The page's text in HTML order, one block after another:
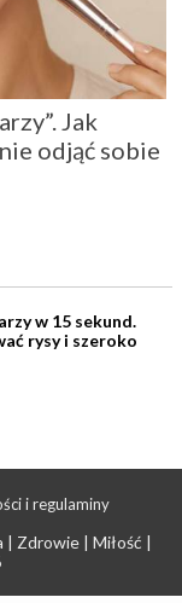
Jak
odjąć sobie
w 15 sekund.
rysy i szeroko
i regulaminy
Zdrowie | Miłość |